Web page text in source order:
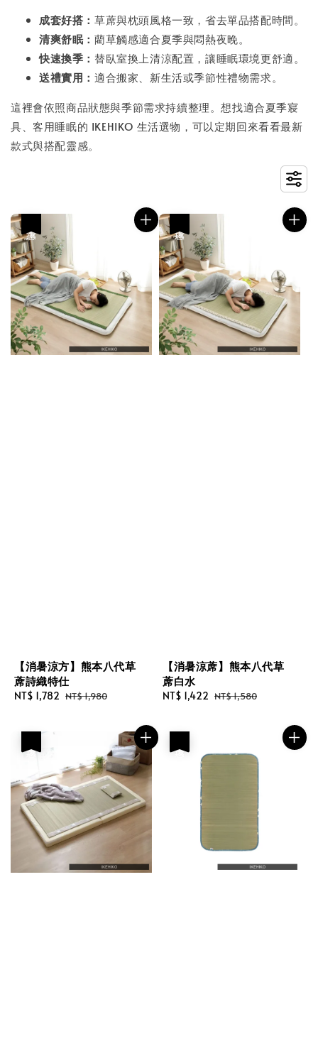
成套好搭： 草蓆與枕頭風格一致，省去單品搭配時間。
清爽舒眠： 藺草觸感適合夏季與悶熱夜晚。
快速換季： 替臥室換上清涼配置，讓睡眠環境更舒適。
送禮實用： 適合搬家、新生活或季節性禮物需求。
這裡會依照商品狀態與季節需求持續整理。想找適合夏季寢
具、客用睡眠的 IKEHIKO 生活選物，可以定期回來看看最新
款式與搭配靈感。
【消暑涼方】熊本八代草
蓆詩織特仕
Sale
NT$ 1,782 Regular
NT$ 1,980
【消暑涼蓆】熊本八代草
蓆白水
Sale
NT$ 1,422 Regular
NT$ 1,580